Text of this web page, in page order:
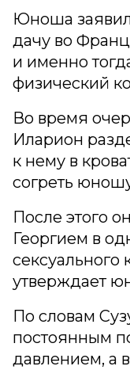
Юноша
дачу во
и именно
физический
Во время
Иларион
к нему в
согреть
После этого
Георгием в
сексуального
утверждает
По словам
постоянным
давлением, а